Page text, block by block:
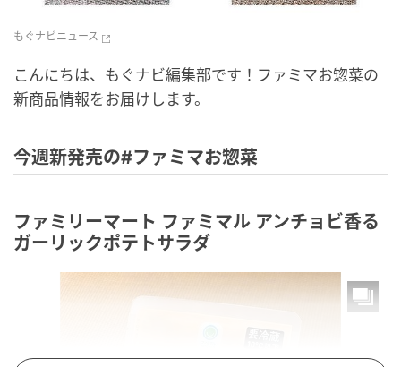
もぐナビニュース
こんにちは、もぐナビ編集部です！ファミマお惣菜の
新商品情報をお届けします。
今週新発売の#ファミマお惣菜
ファミリーマート ファミマル アンチョビ香る
ガーリックポテトサラダ